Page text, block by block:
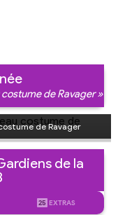
de Ravager »
de Ravager
de la
25 EXTRAS